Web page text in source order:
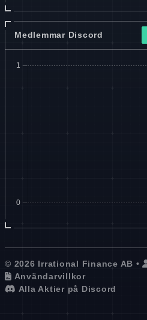
Medlemmar Discord
© 2026 Irrational Finance AB •
Användarvillkor
Alla Aktier på Discord